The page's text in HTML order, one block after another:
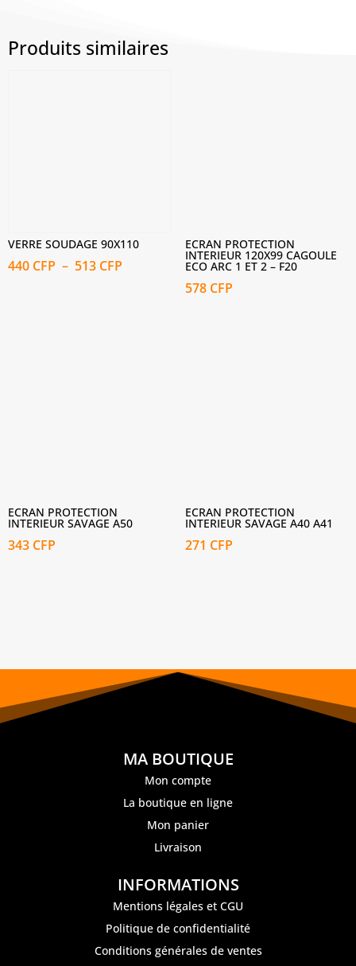
Produits similaires
VERRE SOUDAGE 90X110
440 CFP – 513 CFP
ECRAN PROTECTION
INTERIEUR 120X99 CAGOULE
ECO ARC 1 ET 2 – F20
578 CFP
ECRAN PROTECTION
INTERIEUR SAVAGE A50
343 CFP
ECRAN PROTECTION
INTERIEUR SAVAGE A40 A41
271 CFP
MA BOUTIQUE
Mon compte
La boutique en ligne
Mon panier
Livraison
INFORMATIONS
Mentions légales et CGU
Politique de confidentialité
Conditions générales de ventes